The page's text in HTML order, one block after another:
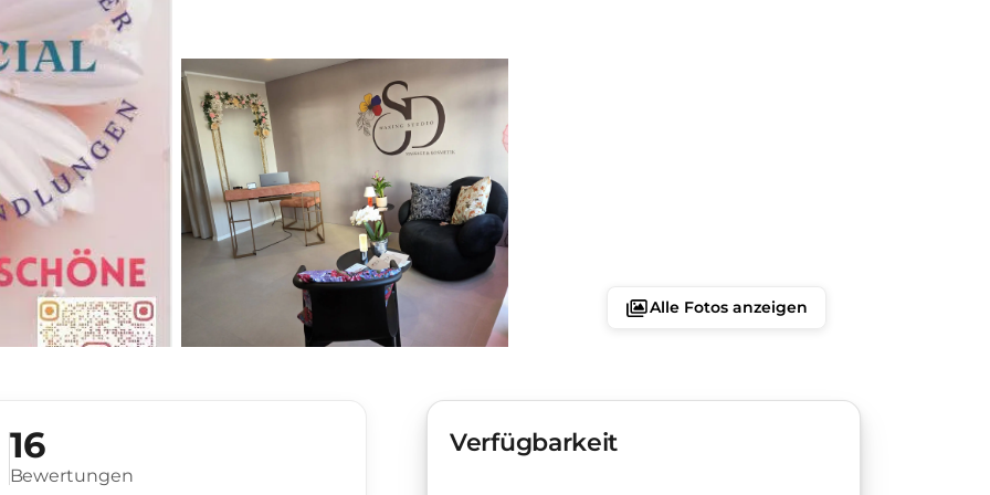
Alle Fotos anzeigen
16
Bewertungen
Verfügbarkeit